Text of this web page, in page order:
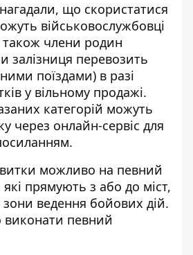
що скористатися
військовослужбовці
члени родин
залізниця перевозить
поїздами) в разі
у вільному продажі.
категорій можуть
через онлайн-сервіс для
.
можливо на певний
які прямують з або до міст,
ведення бойових дій.
виконати певний